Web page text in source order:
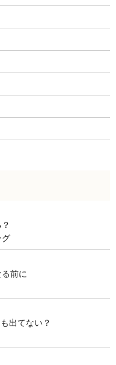
グ
前に
出てない？